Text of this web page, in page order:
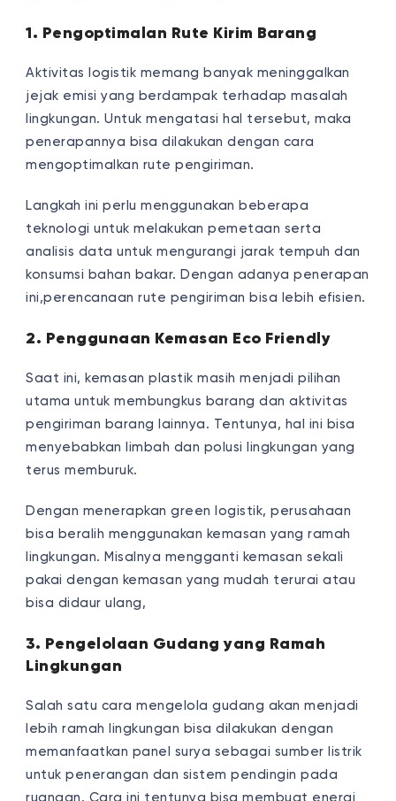
1. Pengoptimalan Rute Kirim Barang
Aktivitas logistik memang banyak meninggalkan
jejak emisi yang berdampak terhadap masalah
lingkungan. Untuk mengatasi hal tersebut, maka
penerapannya bisa dilakukan dengan cara
mengoptimalkan rute pengiriman.
Langkah ini perlu menggunakan beberapa
teknologi untuk melakukan pemetaan serta
analisis data untuk mengurangi jarak tempuh dan
konsumsi bahan bakar. Dengan adanya penerapan
ini,perencanaan rute pengiriman bisa lebih efisien.
2. Penggunaan Kemasan Eco Friendly
Saat ini, kemasan plastik masih menjadi pilihan
utama untuk membungkus barang dan aktivitas
pengiriman barang lainnya. Tentunya, hal ini bisa
menyebabkan limbah dan polusi lingkungan yang
terus memburuk.
Dengan menerapkan green logistik, perusahaan
bisa beralih menggunakan kemasan yang ramah
lingkungan. Misalnya mengganti kemasan sekali
pakai dengan kemasan yang mudah terurai atau
bisa didaur ulang,
3. Pengelolaan Gudang yang Ramah
Lingkungan
Salah satu cara mengelola gudang akan menjadi
lebih ramah lingkungan bisa dilakukan dengan
memanfaatkan panel surya sebagai sumber listrik
untuk penerangan dan sistem pendingin pada
ruangan. Cara ini tentunya bisa membuat energi